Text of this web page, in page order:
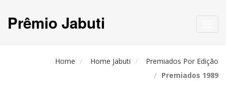
Prêmio Jabuti
Home Home Jabuti
Premiados Por Edição
Premiados 1989